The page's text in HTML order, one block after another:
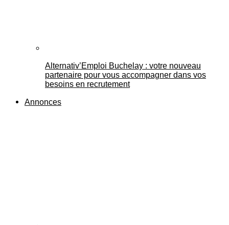
Alternativ’Emploi Buchelay : votre nouveau
partenaire pour vous accompagner dans vos
besoins en recrutement
Annonces